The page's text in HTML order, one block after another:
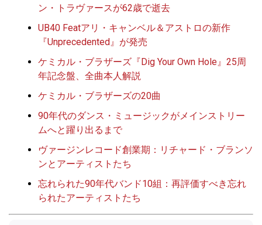
ン・トラヴァースが62歳で逝去
UB40 Featアリ・キャンベル＆アストロの新作
『Unprecedented』が発売
ケミカル・ブラザーズ『Dig Your Own Hole』25周
年記念盤、全曲本人解説
ケミカル・ブラザーズの20曲
90年代のダンス・ミュージックがメインストリー
ムへと躍り出るまで
ヴァージンレコード創業期：リチャード・ブランソ
ンとアーティストたち
忘れられた90年代バンド10組：再評価すべき忘れ
られたアーティストたち